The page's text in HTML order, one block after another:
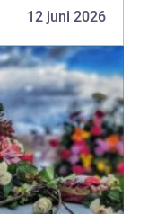
påverkas
12 juni 2026